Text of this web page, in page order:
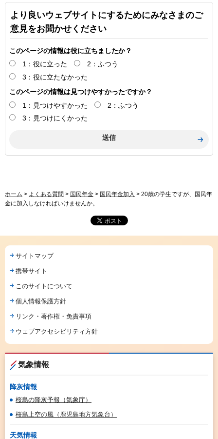
より良いウェブサイトにするためにみなさまのご
意見をお聞かせください
このページの情報は役に立ちましたか？
1：役に立った
2：ふつう
3：役に立たなかった
このページの情報は見つけやすかったですか？
1：見つけやすかった
2：ふつう
3：見つけにくかった
ホーム > よくある質問 > 国民年金 > 国民年金加入 > 20歳の学生ですが、国民年
金に加入しなければいけませんか。
サイトマップ
携帯サイト
このサイトについて
個人情報保護方針
リンク・著作権・免責事項
ウェブアクセシビリティ方針
気象情報
降灰情報
桜島の降灰予報（気象庁）
桜島上空の風（鹿児島地方気象台）
天気情報